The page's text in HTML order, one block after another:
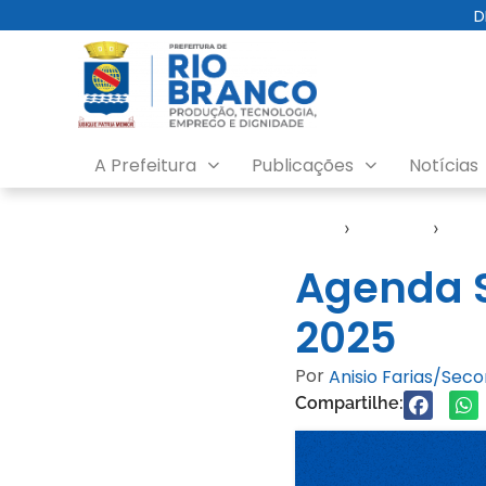
A Prefeitura Publicações Notícias
› ›
Agenda
2025
PorAnisio Farias/
Compartilhe: